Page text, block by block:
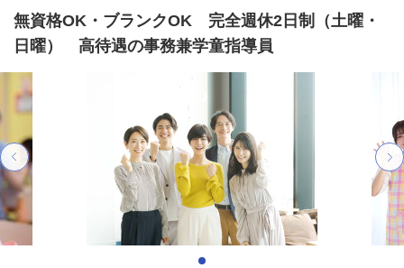
無資格OK・ブランクOK 完全週休2日制（土曜・
日曜） 高待遇の事務兼学童指導員